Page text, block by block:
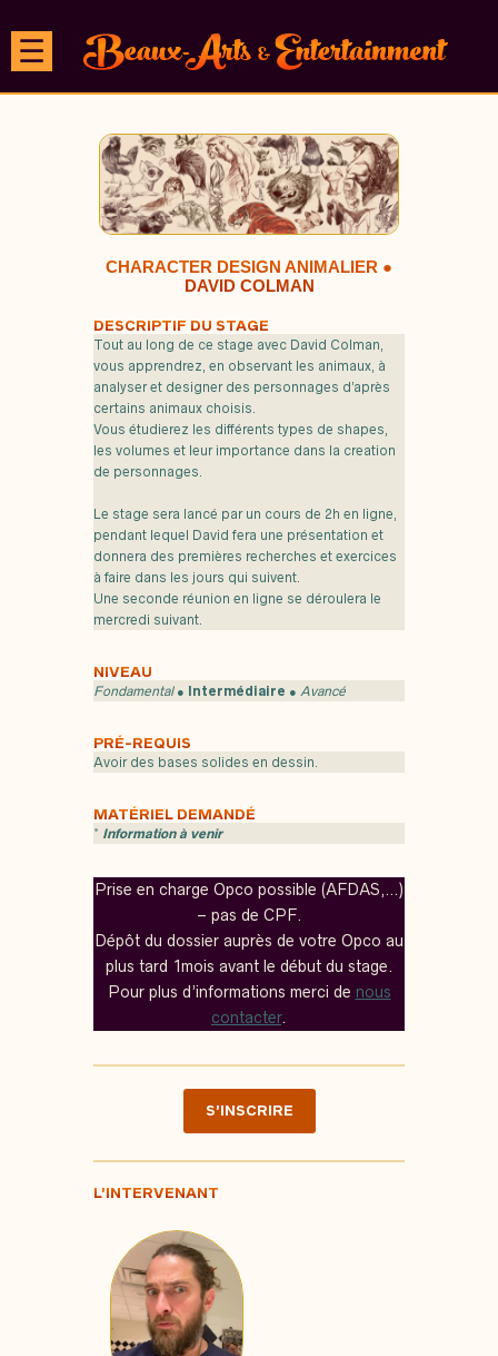
CHARACTER DESIGN ANIMALIER ●
DAVID COLMAN
DESCRIPTIF DU STAGE
Tout au long de ce stage avec David Colman,
vous apprendrez, en observant les animaux, à
analyser et designer des personnages d’après
certains animaux choisis.
Vous étudierez les différents types de shapes,
les volumes et leur importance dans la creation
de personnages.
Le stage sera lancé par un cours de 2h en ligne,
pendant lequel David fera une présentation et
donnera des premières recherches et exercices
à faire dans les jours qui suivent.
Une seconde réunion en ligne se déroulera le
mercredi suivant.
NIVEAU
Fondamental● Intermédiaire ● Avancé
PRÉ-REQUIS
Avoir des bases solides en dessin.
MATÉRIEL DEMANDÉ
* Information à venir
Prise en charge Opco possible (AFDAS,…)
– pas de CPF.
Dépôt du dossier auprès de votre Opco au
plus tard 1mois avant le début du stage.
Pour plus d’informations merci de nous
contacter.
S’INSCRIRE
L’INTERVENANT
☰